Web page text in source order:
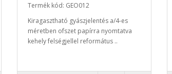
Termék kód: GEO012
Kiragasztható gyászjelentés a/4-es
méretben ofszet papírra nyomtatva
kehely felségjellel református ..